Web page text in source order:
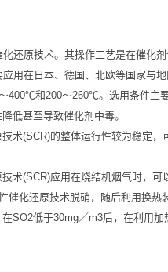
还原技术。其操作工艺是在催化
用在日本、德国、北欧等国家与
400℃和200～260℃。选用条件主
低甚至导致催化剂中毒。
术(SCR)的整体运行性较为稳定
术(SCR)应用在烧结机烟气时，
催化还原技术脱硝，随后利用换热
SO2低于30mg／m3后，在利用